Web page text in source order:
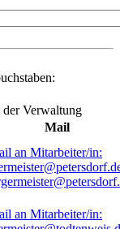
Verwaltung
Mail